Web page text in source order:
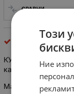
СРАВНИ
КУПЛУНГ D-SUB
кабел
Male plug D-SUB
Този
Ние